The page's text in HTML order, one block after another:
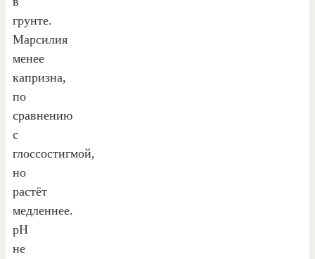
грунте.
Марсилия
менее
капризна,
по
сравнению
с
глоссостигмой,
но
растёт
медленнее.
рН
не